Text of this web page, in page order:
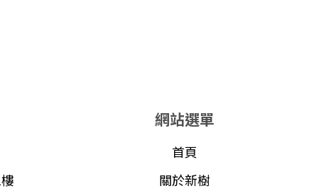
網站選單
首頁
關於新樹